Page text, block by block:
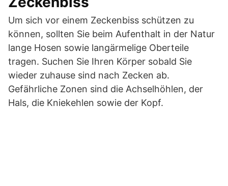
Um sich vor einem Zeckenbiss schützen zu
können, sollten Sie beim Aufenthalt in der Natur
lange Hosen sowie langärmelige Oberteile
tragen. Suchen Sie Ihren Körper sobald Sie
wieder zuhause sind nach Zecken ab.
Gefährliche Zonen sind die Achselhöhlen, der
Hals, die Kniekehlen sowie der Kopf.